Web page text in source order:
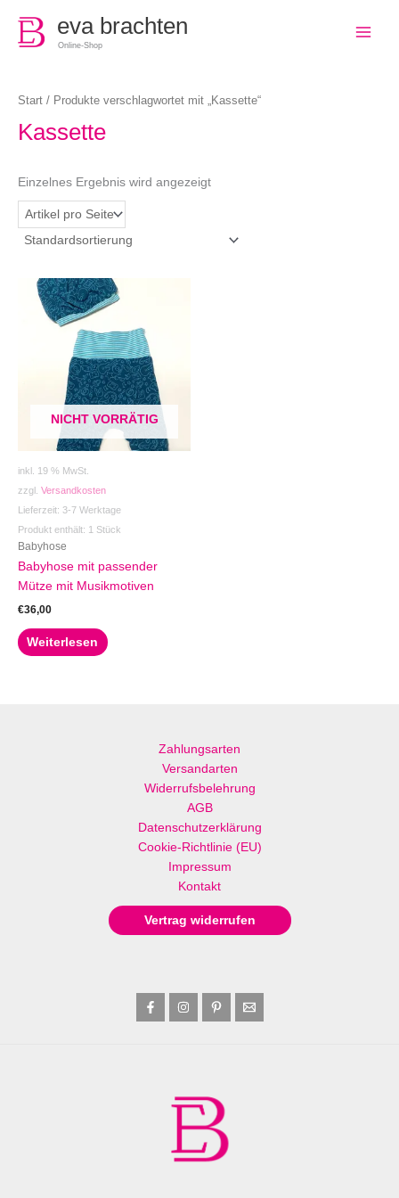
eva brachten
Online-Shop
Start / Produkte verschlagwortet mit „Kassette“
Kassette
Einzelnes Ergebnis wird angezeigt
NICHT VORRÄTIG
inkl. 19 % MwSt.
zzgl. Versandkosten
Lieferzeit: 3-7 Werktage
Produkt enthält: 1 Stück
Babyhose
Babyhose mit passender
Mütze mit Musikmotiven
€36,00
Weiterlesen
Zahlungsarten
Versandarten
Widerrufsbelehrung
AGB
Datenschutzerklärung
Cookie-Richtlinie (EU)
Impressum
Kontakt
Vertrag widerrufen